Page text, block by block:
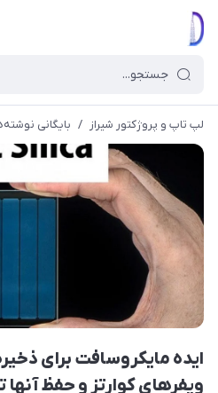
لپ تاپ و پروژکتور شیراز / بایگانی
ایده مایکروسافت برای
ویفرهای کوارتز و حفظ آنها